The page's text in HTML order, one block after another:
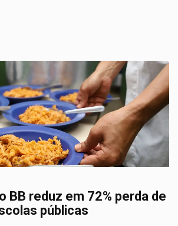
BB reduz em 72% perda de
públicas